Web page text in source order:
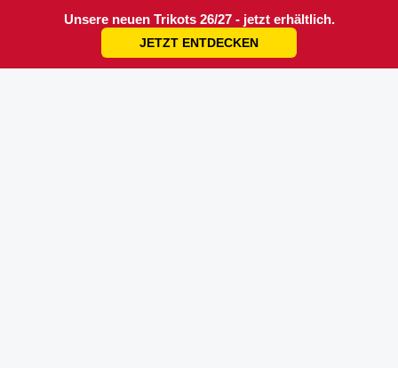
Unsere neuen Trikots 26/27 - jetzt erhältlich.
JETZT ENTDECKEN